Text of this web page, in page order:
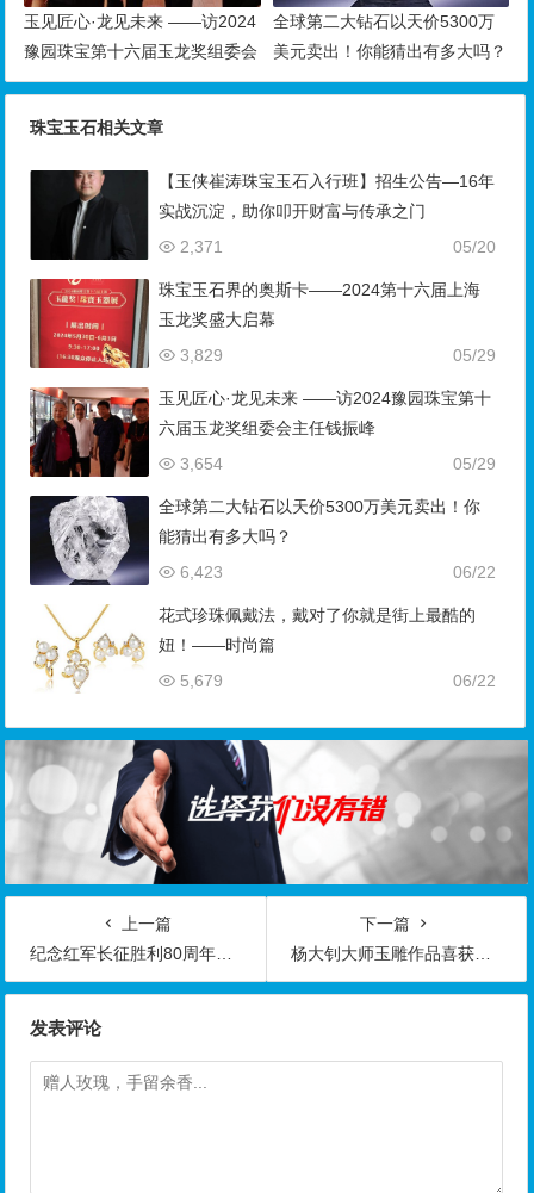
玉见匠心·龙见未来 ——访2024
豫园珠宝第十六届玉龙奖组委会
主任钱振峰
全球第二大钻石以天价5300万
美元卖出！你能猜出有多大吗？
珠宝玉石相关文章
【玉侠崔涛珠宝玉石入行班】招生公告—16年
实战沉淀，助你叩开财富与传承之门
05/20
2,371
珠宝玉石界的奥斯卡——2024第十六届上海
玉龙奖盛大启幕
05/29
3,829
玉见匠心·龙见未来 ——访2024豫园珠宝第十
六届玉龙奖组委会主任钱振峰
05/29
3,654
全球第二大钻石以天价5300万美元卖出！你
能猜出有多大吗？
06/22
6,423
花式珍珠佩戴法，戴对了你就是街上最酷的
妞！——时尚篇
06/22
5,679
上一篇
纪念红军长征胜利80周年玉雕主题作品展在京举办
下一篇
杨大钊大师玉雕作品喜获第九届“子冈杯”金银大奖
发表评论